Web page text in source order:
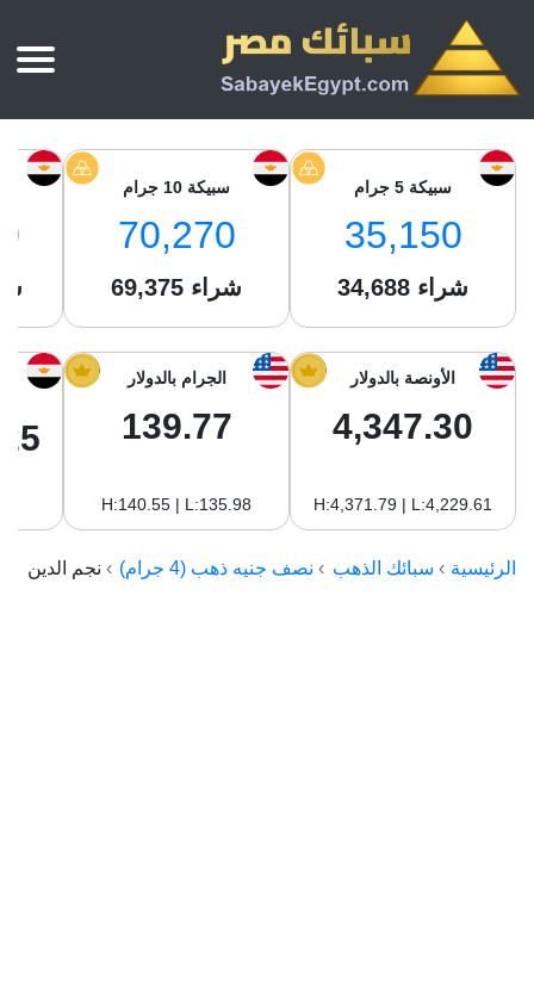
أسعار الذهب
سعر الذهب عيار 24
سعر جنيه الذهب
سبائك الذهب
بي تي سي
سام
سليمة جولد
سويس جولد
أسعار الفضة اليوم
سبائك الفضة
بي تي سي
جونير
نجم الدين
من نحن
سبيكة 5 جرام
35,150
34,688 شراء
سبيكة 10 جرام
70,270
69,375 شراء
الأونصة بالدولار
4,347.30
H:4,371.79 | L:4,229.61
الجرام بالدولار
139.77
H:140.55 | L:135.98
الرئيسية سبائك الذهب نصف جنيه ذهب (4 جرام) نجم الدين